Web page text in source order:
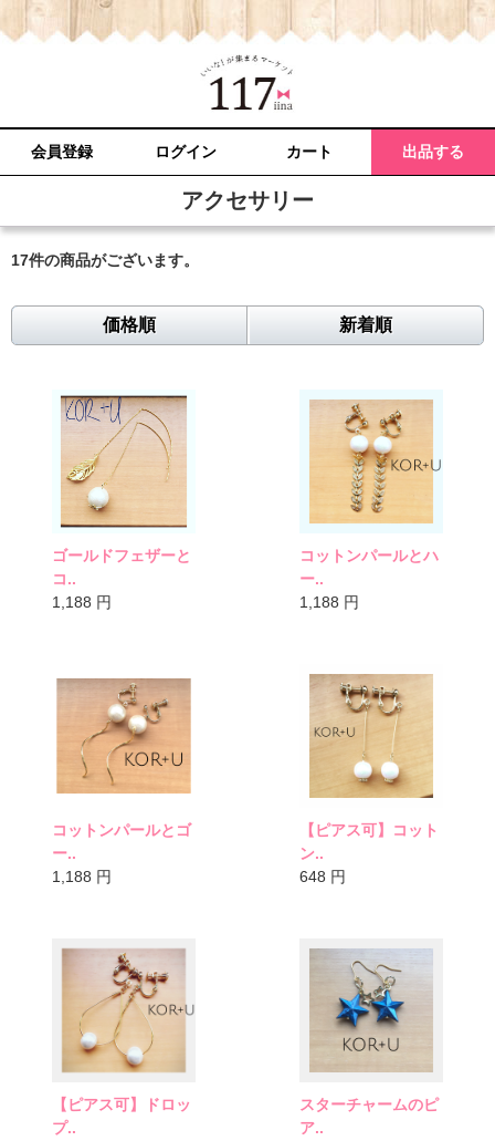
会員登録 ログイン カート 出品する
アクセサリー
17件の商品がございます。
価格順 新着順
ゴールドフェザーと
コ..
1,188 円
コットンパールとハ
ー..
1,188 円
コットンパールとゴ
ー..
1,188 円
【ピアス可】コット
ン..
648 円
【ピアス可】ドロッ
プ..
スターチャームのピ
ア..